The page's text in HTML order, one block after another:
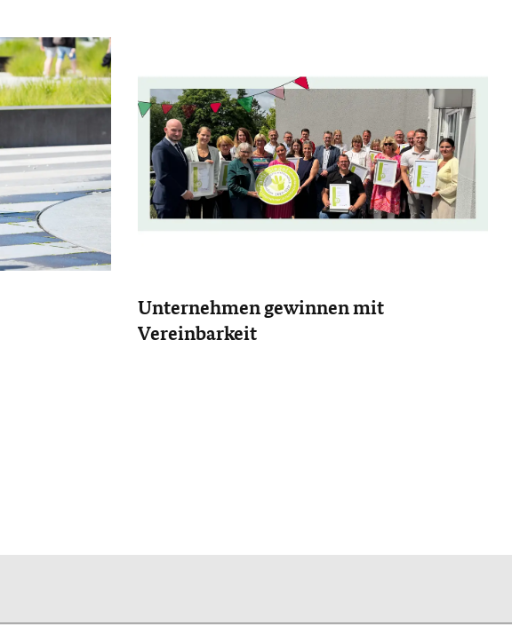
Unternehmen gewinnen mit
Vereinbarkeit